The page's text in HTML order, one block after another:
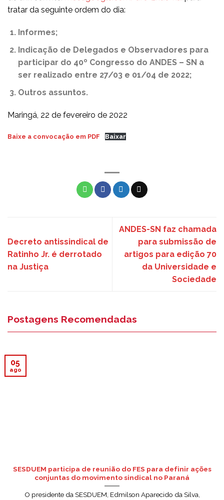
tratar da seguinte ordem do dia:
Informes;
Indicação de Delegados e Observadores para
participar do 40º Congresso do ANDES – SN a
ser realizado entre 27/03 e 01/04 de 2022;
Outros assuntos.
Maringá, 22 de fevereiro de 2022
Baixe a convocação em PDF Baixar
Decreto antissindical de
Ratinho Jr. é derrotado
na Justiça
ANDES-SN faz chamada
para submissão de
artigos para edição 70
da Universidade e
Sociedade
Postagens Recomendadas
SESDUEM participa de reunião do FES para definir ações
conjuntas do movimento sindical no Paraná
O presidente da SESDUEM, Edmilson Aparecido da Silva,
05
ago